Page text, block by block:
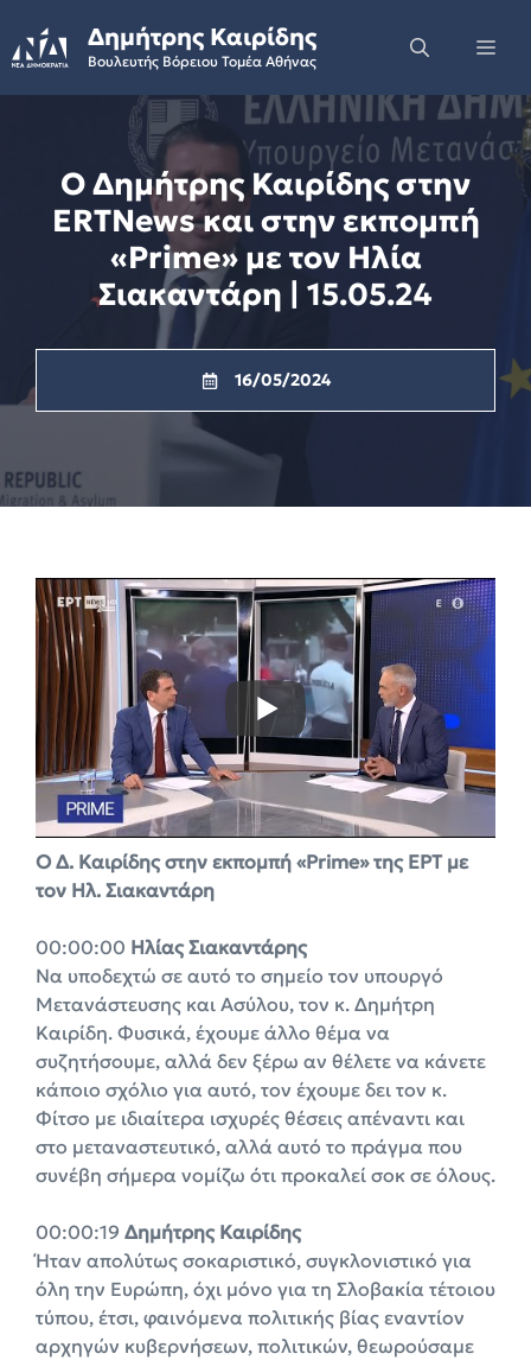
to
content
Δημήτρης Καιρίδης
Βουλευτής Βόρειου Τομέα Αθήνας
Ο Δημήτρης Καιρίδης στην
ERTNews και στην εκπομπή
«Prime» με τον Ηλία
Σιακαντάρη | 15.05.24
16/05/2024
O Δ. Καιρίδης στην εκπομπή «Prime»της ΕΡΤ με
τον Ηλ. Σιακαντάρη
00:00:00 Ηλίας Σιακαντάρης
Να υποδεχτώ σε αυτό το σημείο τον υπουργό
Μετανάστευσης και Ασύλου, τον κ. Δημήτρη
Καιρίδη. Φυσικά, έχουμε άλλο θέμα να
συζητήσουμε, αλλά δεν ξέρω αν θέλετε να κάνετε
κάποιο σχόλιο για αυτό, τον έχουμε δει τον κ.
Φίτσο με ιδιαίτερα ισχυρές θέσεις απέναντι και
στο μεταναστευτικό, αλλά αυτό το πράγμα που
συνέβη σήμερα νομίζω ότι προκαλεί σοκ σε όλους.
00:00:19 Δημήτρης Καιρίδης
Ήταν απολύτως σοκαριστικό, συγκλονιστικό για
όλη την Ευρώπη, όχι μόνο για τη Σλοβακία τέτοιου
τύπου, έτσι, φαινόμενα πολιτικής βίας εναντίον
αρχηγών κυβερνήσεων, πολιτικών, θεωρούσαμε